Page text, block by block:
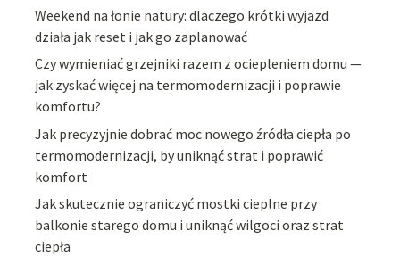
Weekend na łonie natury: dlaczego krótki wyjazd
działa jak reset i jak go zaplanować
Czy wymieniać grzejniki razem z ociepleniem domu —
jak zyskać więcej na termomodernizacji i poprawie
komfortu?
Jak precyzyjnie dobrać moc nowego źródła ciepła po
termomodernizacji, by uniknąć strat i poprawić
komfort
Jak skutecznie ograniczyć mostki cieplne przy
balkonie starego domu i uniknąć wilgoci oraz strat
ciepła